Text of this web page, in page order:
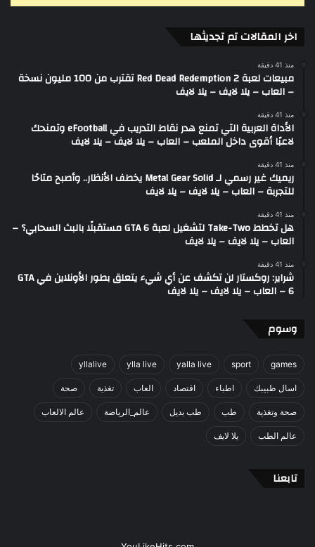
اخر المقالات تم تجديثها
منذ 41 دقيقة
مبيعات لعبة Red Dead Redemption 2 تقترب من 100 مليون نسخة
– العاب – يلا لايف – يلا لايف
منذ 41 دقيقة
الأداة العربية التي تمنع هدر نقاط التدريب في eFootball وتمنحك
لاعبًا أقوى داخل الملعب – العاب – يلا لايف – يلا لايف
منذ 41 دقيقة
ريميك غير رسمي لـ Metal Gear Solid يخطف الأنظار.. وأصبح متاحًا
للتجربة – العاب – يلا لايف – يلا لايف
منذ 41 دقيقة
هل تخطط Take-Two لتشغيل لعبة GTA 6 مستقبلًا بالبث السحابي؟ –
العاب – يلا لايف – يلا لايف
منذ 41 دقيقة
شراير: روكستار لن تكشف عن أي شيء يتعلق بطور الأونلاين في GTA
6 – العاب – يلا لايف – يلا لايف
وسوم
games
sport
yalla live
ylla live
yllalive
اسال طبيبك اطباء اقتصاد العاب تغذية صحة
صحة وتغذية طب طب بديل عالم_الرياضة عالم الالعاب
عالم الطب يلا لايف
تابعنا